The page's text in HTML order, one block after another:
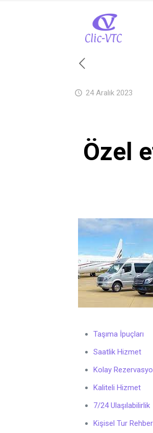
24 Aralık 2023
Özel
Taşıma İpuçları
Saatlik Hizmet
Kolay
Kaliteli Hizmet
7/24 Ulaşılabilirlik
Kişisel Tur